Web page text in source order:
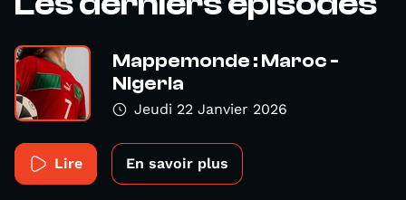
Mappemonde : Maroc -
Nigeria
Jeudi 22 Janvier 2026
Lire En savoir plus